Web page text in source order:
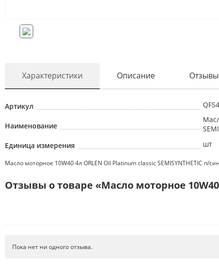
Характеристики Описание
Артикул
Наименование
Единица измерения
шт
Масло моторное 10W40 4л ORLEN Oil Platinum classic SEMISYNTHETIC п/
Отзывы о товаре «Масло моторное 10W40
Пока нет ни одного отзыва.